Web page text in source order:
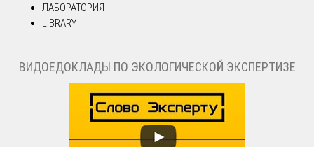
ЛАБОРАТОРИЯ
LIBRARY
ВИДОЕДОКЛАДЫ ПО ЭКОЛОГИЧЕСКОЙ ЭКСПЕРТИЗЕ